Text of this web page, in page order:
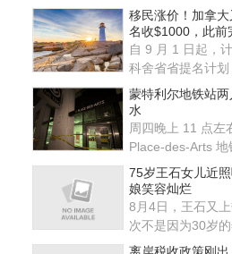
地税。安省评估复
移民涨价！加拿
名收$1000，此前
自 9 月 1 日起，
科舍省省提名计
作类别申请移民
蒙特利尔地铁站
水
周四晚上 11 点左
Place-des-Arts 地
起肢体冲突，事件
75岁王石女儿近
娘笑容灿烂
8月4日，王石又
次不是因为30岁
姻，也不是因为田